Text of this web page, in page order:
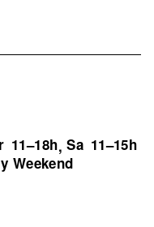
11–18h,Sa 11–15h
Weekend